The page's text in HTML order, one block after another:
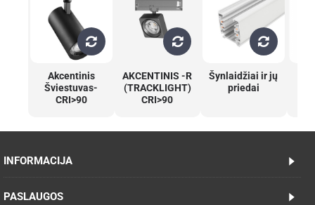
Akcentinis
Šviestuvas-
CRI>90
AKCENTINIS -R
(TRACKLIGHT)
CRI>90
Šynlaidžiai ir jų
priedai
INFORMACIJA
PASLAUGOS